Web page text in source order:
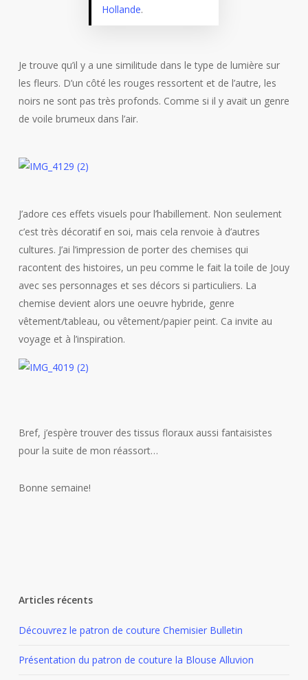
Hollande.
Je trouve qu’il y a une similitude dans le type de lumière sur
les fleurs. D’un côté les rouges ressortent et de l’autre, les
noirs ne sont pas très profonds. Comme si il y avait un genre
de voile brumeux dans l’air.
J’adore ces effets visuels pour l’habillement. Non seulement
c’est très décoratif en soi, mais cela renvoie à d’autres
cultures. J’ai l’impression de porter des chemises qui
racontent des histoires, un peu comme le fait la toile de Jouy
avec ses personnages et ses décors si particuliers. La
chemise devient alors une oeuvre hybride, genre
vêtement/tableau, ou vêtement/papier peint. Ca invite au
voyage et à l’inspiration.
Bref, j’espère trouver des tissus floraux aussi fantaisistes
pour la suite de mon réassort…
Bonne semaine!
Articles récents
Découvrez le patron de couture Chemisier Bulletin
Présentation du patron de couture la Blouse Alluvion